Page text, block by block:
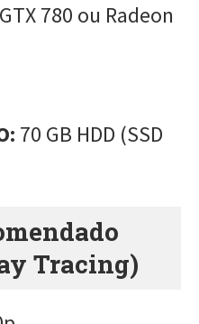
GTX 780 ou Radeon
70 GB HDD (SSD
Tracing)